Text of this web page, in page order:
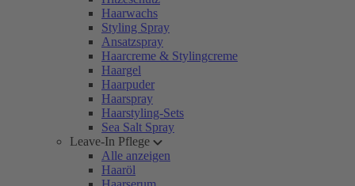
Haarwachs
Styling Spray
Ansatzspray
Haarcreme & Stylingcreme
Haargel
Haarpuder
Haarspray
Haarstyling-Sets
Sea Salt Spray
Leave-In Pflege
Alle anzeigen
Haaröl